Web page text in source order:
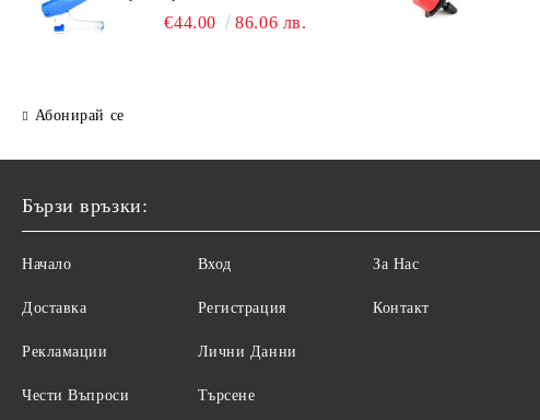
€44.00 86.06 лв.
Абонирай се
Бързи връзки:
Начало
Доставка
Рекламации
Чести Въпроси
Вход
Регистрация
Лични Данни
Търсене
За Нас
Контакт